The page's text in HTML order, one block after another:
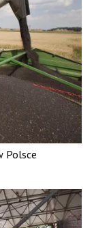
Polsce